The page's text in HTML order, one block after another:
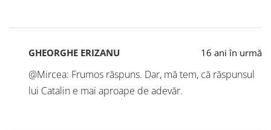
GHEORGHE ERIZANU 16 ani în urmă
@Mircea: Frumos răspuns. Dar, mă tem, că răspunsul
lui Catalin e mai aproape de adevăr.